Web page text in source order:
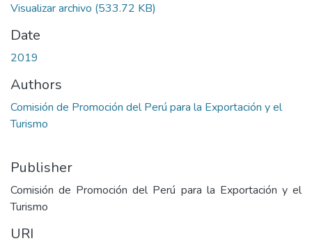
Visualizar archivo (533.72 KB)
Date
2019
Authors
Comisión de Promoción del Perú para la Exportación y el
Turismo
Publisher
Comisión de Promoción del Perú para la Exportación y el
Turismo
URI